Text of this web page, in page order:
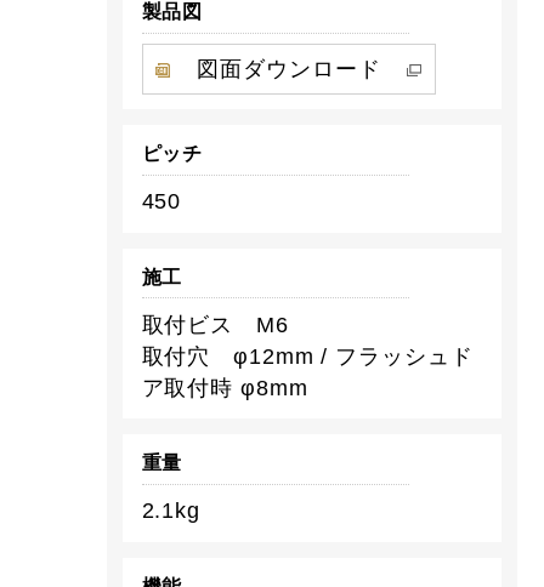
製品図
図面ダウンロード
ピッチ
450
施工
取付ビス M6
取付穴 φ12mm / フラッシュド
ア取付時 φ8mm
重量
2.1kg